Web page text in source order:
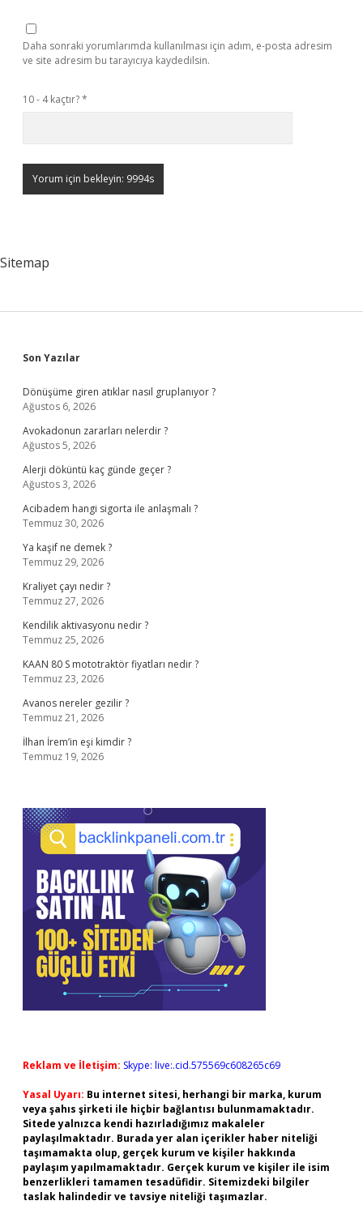
Daha sonraki yorumlarımda kullanılması için adım, e-posta adresim
ve site adresim bu tarayıcıya kaydedilsin.
10 - 4 kaçtır?*
Sitemap
Sidebar
Son Yazılar
Dönüşüme giren atıklar nasıl gruplanıyor ?
Ağustos 6, 2026
Avokadonun zararları nelerdir ?
Ağustos 5, 2026
Alerji döküntü kaç günde geçer ?
Ağustos 3, 2026
Acibadem hangi sigorta ile anlaşmalı ?
Temmuz 30, 2026
Ya kaşif ne demek ?
Temmuz 29, 2026
Kraliyet çayı nedir ?
Temmuz 27, 2026
Kendilik aktivasyonu nedir ?
Temmuz 25, 2026
KAAN 80 S mototraktör fiyatları nedir ?
Temmuz 23, 2026
Avanos nereler gezilir ?
Temmuz 21, 2026
İlhan İrem’in eşi kimdir ?
Temmuz 19, 2026
Reklam ve İletişim: Skype: live:.cid.575569c608265c69
Yasal Uyarı: Bu internet sitesi, herhangi bir marka, kurum
veya şahıs şirketi ile hiçbir bağlantısı bulunmamaktadır.
Sitede yalnızca kendi hazırladığımız makaleler
paylaşılmaktadır. Burada yer alan içerikler haber niteliği
taşımamakta olup, gerçek kurum ve kişiler hakkında
paylaşım yapılmamaktadır. Gerçek kurum ve kişiler ile isim
benzerlikleri tamamen tesadüfidir. Sitemizdeki bilgiler
taslak halindedir ve tavsiye niteliği taşımazlar.